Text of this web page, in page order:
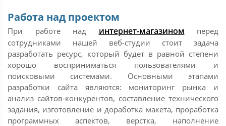
Работа над проектом
При работе над интернет-магазином перед
сотрудниками нашей веб-студии стоит задача
разработать ресурс, который будет в равной степени
хорошо восприниматься пользователями и
поисковыми системами. Основными этапами
разработки сайта являются: мониторинг рынка и
анализ сайтов-конкурентов, составление технического
задания, изготовление и доработка макета, проработка
программных аспектов, верстка, наполнение